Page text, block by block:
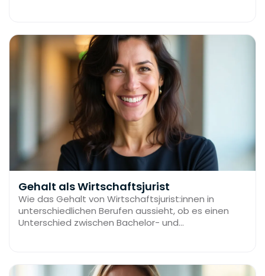
Gehalt als Wirtschaftsjurist
Wie das Gehalt von Wirtschaftsjurist:innen in
unterschiedlichen Berufen aussieht, ob es einen
Unterschied zwischen Bachelor- und